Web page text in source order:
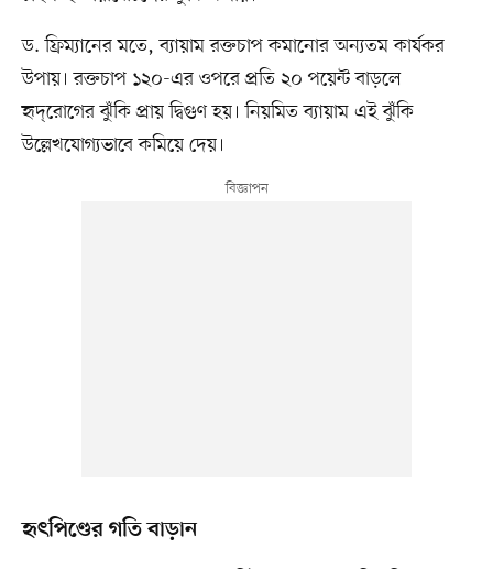
ড. ফ্রিম্যানের মতে, ব্যায়াম রক্তচাপ কমানোর অন্যতম কার্যকর
উপায়। রক্তচাপ ১২০-এর ওপরে প্রতি ২০ পয়েন্ট বাড়লে
হৃদ্‌রোগের ঝুঁকি প্রায় দ্বিগুণ হয়। নিয়মিত ব্যায়াম এই ঝুঁকি
উল্লেখযোগ্যভাবে কমিয়ে দেয়।
হৃৎপিণ্ডের গতি বাড়ান